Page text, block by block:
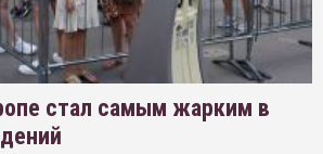
стал самым жарким в